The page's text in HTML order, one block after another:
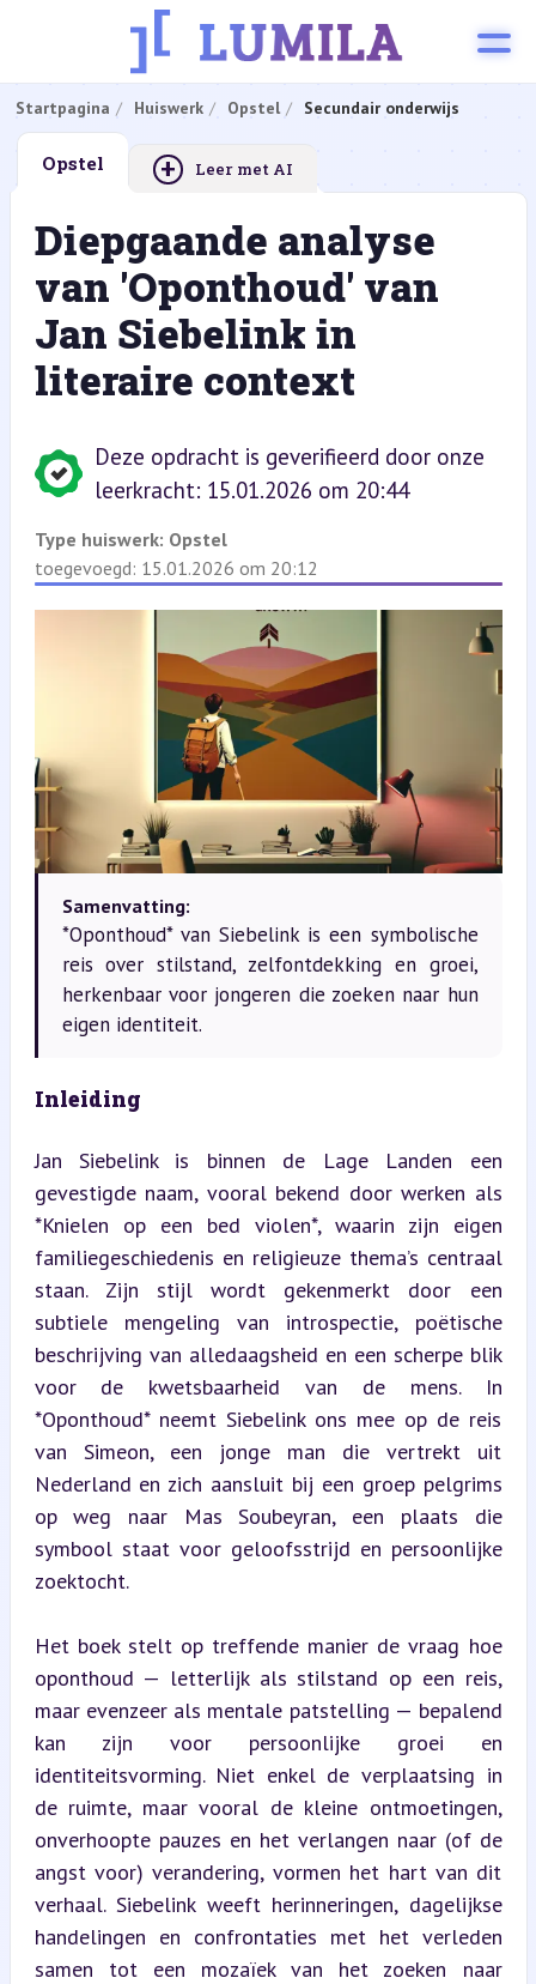
Startpagina Huiswerk Opstel Secundair onderwijs
Opstel + Leer met AI
Diepgaande analyse
van 'Oponthoud' van
Jan Siebelink in
literaire context
Deze opdracht is geverifieerd door onze
leerkracht: 15.01.2026 om 20:44
Type huiswerk: Opstel
toegevoegd: 15.01.2026 om 20:12
Samenvatting:
*Oponthoud* van Siebelink is een symbolische
reis over stilstand, zelfontdekking en groei,
herkenbaar voor jongeren die zoeken naar hun
eigen identiteit.
Inleiding
Jan Siebelink is binnen de Lage Landen een
gevestigde naam, vooral bekend door werken als
*Knielen op een bed violen*, waarin zijn eigen
familiegeschiedenis en religieuze thema’s centraal
staan. Zijn stijl wordt gekenmerkt door een
subtiele mengeling van introspectie, poëtische
beschrijving van alledaagsheid en een scherpe blik
voor de kwetsbaarheid van de mens. In
*Oponthoud* neemt Siebelink ons mee op de reis
van Simeon, een jonge man die vertrekt uit
Nederland en zich aansluit bij een groep pelgrims
op weg naar Mas Soubeyran, een plaats die
symbool staat voor geloofsstrijd en persoonlijke
zoektocht.
Het boek stelt op treffende manier de vraag hoe
oponthoud — letterlijk als stilstand op een reis,
maar evenzeer als mentale patstelling — bepalend
kan zijn voor persoonlijke groei en
identiteitsvorming. Niet enkel de verplaatsing in
de ruimte, maar vooral de kleine ontmoetingen,
onverhoopte pauzes en het verlangen naar (of de
angst voor) verandering, vormen het hart van dit
verhaal. Siebelink weeft herinneringen, dagelijkse
handelingen en confrontaties met het verleden
samen tot een mozaïek van het zoeken naar